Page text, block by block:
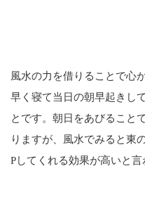
風水の力を借りることで心
早く寝て当日の朝早起きし
とです。朝日をあびること
りますが、風水でみると東
Pしてくれる効果が高いと言